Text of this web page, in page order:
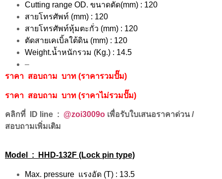
Cutting range OD. ขนาดตัด(mm) : 120
สายโทรศัพท์ (mm) : 120
สายโทรศัพท์หุ้มตะกั่ว (mm) : 120
ตัดสายเคเบิ้ลใต้ดิน (mm) : 120
Weight.น้ำหนักรวม (Kg.) : 14.5
–
ราคา สอบถาม บาท (ราคารวมปั๊ม)
ราคา สอบถาม บาท (ราคาไม่รวมปั๊ม)
คลิกที่ ID line : @zoi3009o เพื่อรับใบเสนอราคาด่วน /
สอบถามเพิ่มเติม
Model : HHD-132F (Lock pin type)
Max. pressure แรงอัด (T) : 13.5